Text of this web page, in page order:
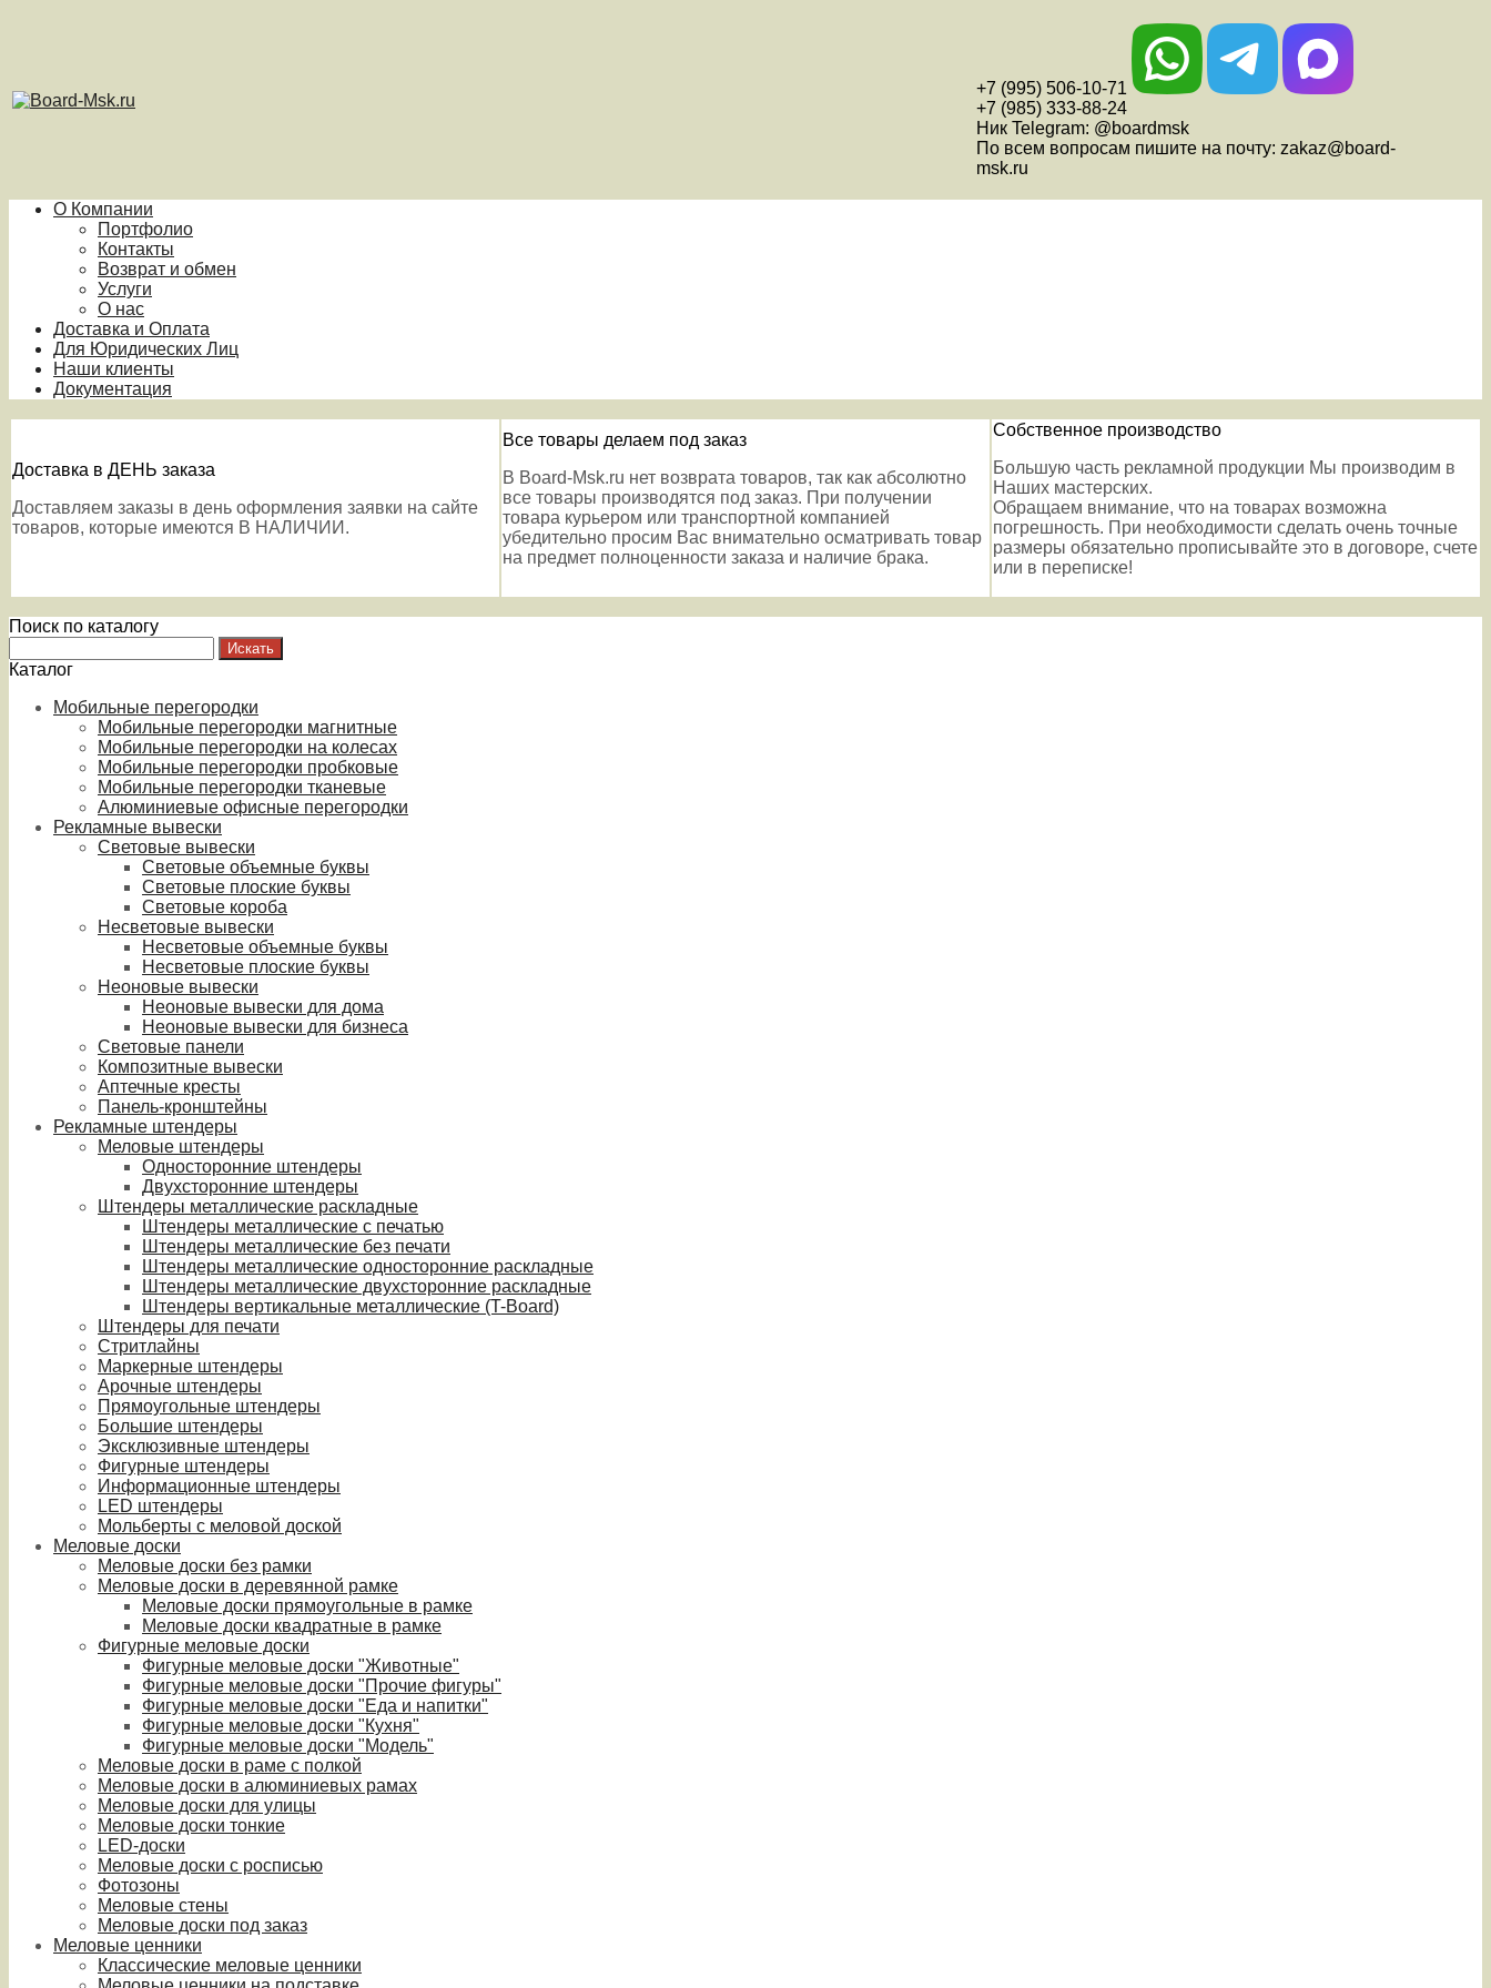
+7 (995) 506-10-71
+7 (985) 333-88-24
Ник Telegram: @boardmsk
По всем вопросам пишите на почту: zakaz@board-
msk.ru
О Компании
Портфолио
Контакты
Возврат и обмен
Услуги
О нас
Доставка и Оплата
Для Юридических Лиц
Наши клиенты
Документация
Доставка в ДЕНЬ заказа
Доставляем заказы в день оформления заявки на сайте
товаров, которые имеются В НАЛИЧИИ.
Все товары делаем под заказ
В Board-Msk.ru нет возврата товаров, так как абсолютно
все товары производятся под заказ. При получении
товара курьером или транспортной компанией
убедительно просим Вас внимательно осматривать товар
на предмет полноценности заказа и наличие брака.
Собственное производство
Большую часть рекламной продукции Мы производим в
Наших мастерских.
Обращаем внимание, что на товарах возможна
погрешность. При необходимости сделать очень точные
размеры обязательно прописывайте это в договоре, счете
или в переписке!
Поиск по каталогу
Каталог
Мобильные перегородки
Мобильные перегородки магнитные
Мобильные перегородки на колесах
Мобильные перегородки пробковые
Мобильные перегородки тканевые
Алюминиевые офисные перегородки
Рекламные вывески
Световые вывески
Световые объемные буквы
Световые плоские буквы
Световые короба
Несветовые вывески
Несветовые объемные буквы
Несветовые плоские буквы
Неоновые вывески
Неоновые вывески для дома
Неоновые вывески для бизнеса
Световые панели
Композитные вывески
Аптечные кресты
Панель-кронштейны
Рекламные штендеры
Меловые штендеры
Односторонние штендеры
Двухсторонние штендеры
Штендеры металлические раскладные
Штендеры металлические с печатью
Штендеры металлические без печати
Штендеры металлические односторонние раскладные
Штендеры металлические двухсторонние раскладные
Штендеры вертикальные металлические (T-Board)
Штендеры для печати
Стритлайны
Маркерные штендеры
Арочные штендеры
Прямоугольные штендеры
Большие штендеры
Эксклюзивные штендеры
Фигурные штендеры
Информационные штендеры
LED штендеры
Мольберты с меловой доской
Меловые доски
Меловые доски без рамки
Меловые доски в деревянной рамке
Меловые доски прямоугольные в рамке
Меловые доски квадратные в рамке
Фигурные меловые доски
Фигурные меловые доски "Животные"
Фигурные меловые доски "Прочие фигуры"
Фигурные меловые доски "Еда и напитки"
Фигурные меловые доски "Кухня"
Фигурные меловые доски "Модель"
Меловые доски в раме с полкой
Меловые доски в алюминиевых рамах
Меловые доски для улицы
Меловые доски тонкие
LED-доски
Меловые доски с росписью
Фотозоны
Меловые стены
Меловые доски под заказ
Меловые ценники
Классические меловые ценники